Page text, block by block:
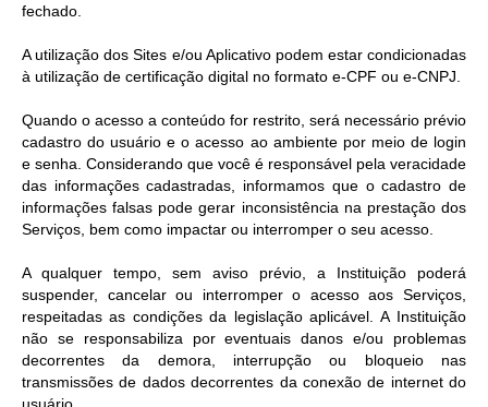
fechado.
A utilização dos Sites e/ou Aplicativo podem estar condicionadas
à utilização de certificação digital no formato e-CPF ou e-CNPJ.
Quando o acesso a conteúdo for restrito, será necessário prévio
cadastro do usuário e o acesso ao ambiente por meio de login
e senha. Considerando que você é responsável pela veracidade
das informações cadastradas, informamos que o cadastro de
informações falsas pode gerar inconsistência na prestação dos
Serviços, bem como impactar ou interromper o seu acesso.
A qualquer tempo, sem aviso prévio, a Instituição poderá
suspender, cancelar ou interromper o acesso aos Serviços,
respeitadas as condições da legislação aplicável. A Instituição
não se responsabiliza por eventuais danos e/ou problemas
decorrentes da demora, interrupção ou bloqueio nas
transmissões de dados decorrentes da conexão de internet do